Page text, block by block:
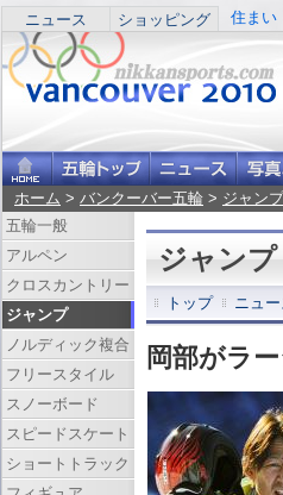
ニュース ショッピング 住まい
ホーム > バンクーバー五輪 > ジャンプ
ジャンプ
トップ ニュー
岡部がラ
五輪一般
アルペン
クロスカントリー
ジャンプ
ノルディック複合
フリースタイル
スノーボード
スピードスケート
ショートトラック